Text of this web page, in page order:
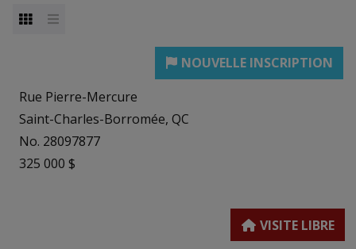
Rue Pierre-Mercure
Saint-Charles-Borromée, QC
No. 28097877
325 000 $